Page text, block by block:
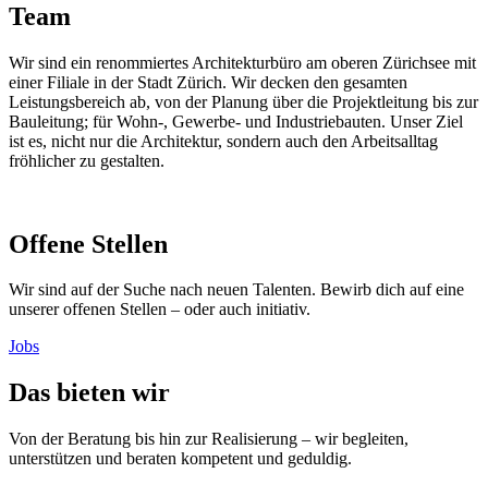
Team
Wir sind ein renommiertes Architekturbüro am oberen Zürichsee mit
einer Filiale in der Stadt Zürich. Wir decken den gesamten
Leistungsbereich ab, von der Planung über die Projektleitung bis zur
Bauleitung; für Wohn-, Gewerbe- und Industriebauten. Unser Ziel
ist es, nicht nur die Architektur, sondern auch den Arbeitsalltag
fröhlicher zu gestalten.
Offene Stellen
Wir sind auf der Suche nach neuen Talenten. Bewirb dich auf eine
unserer offenen Stellen – oder auch initiativ.
Jobs
Das bieten wir
Von der Beratung bis hin zur Realisierung – wir begleiten,
unterstützen und beraten kompetent und geduldig.